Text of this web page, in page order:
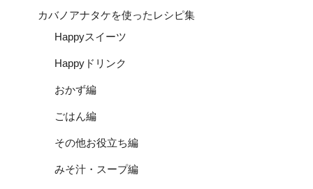
カバノアナタケを使ったレシピ集
Happyスイーツ
Happyドリンク
おかず編
ごはん編
その他お役立ち編
みそ汁・スープ編